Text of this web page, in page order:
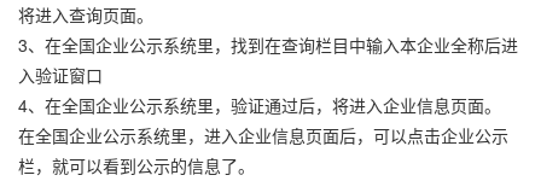
将进入查询页面。
3、在全国企业公示系统里，找到在查询栏目中输入本企业全称后进
入验证窗口
4、在全国企业公示系统里，验证通过后，将进入企业信息页面。
在全国企业公示系统里，进入企业信息页面后，可以点击企业公示
栏，就可以看到公示的信息了。